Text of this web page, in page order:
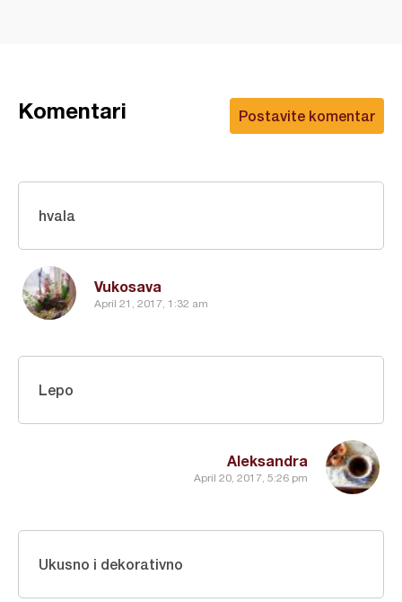
Postavite komentar
Komentari
Vukosava
April 21, 2017, 1:32 am
hvala
Aleksandra
April 20, 2017, 5:26 pm
Lepo
Ukusno i dekorativno